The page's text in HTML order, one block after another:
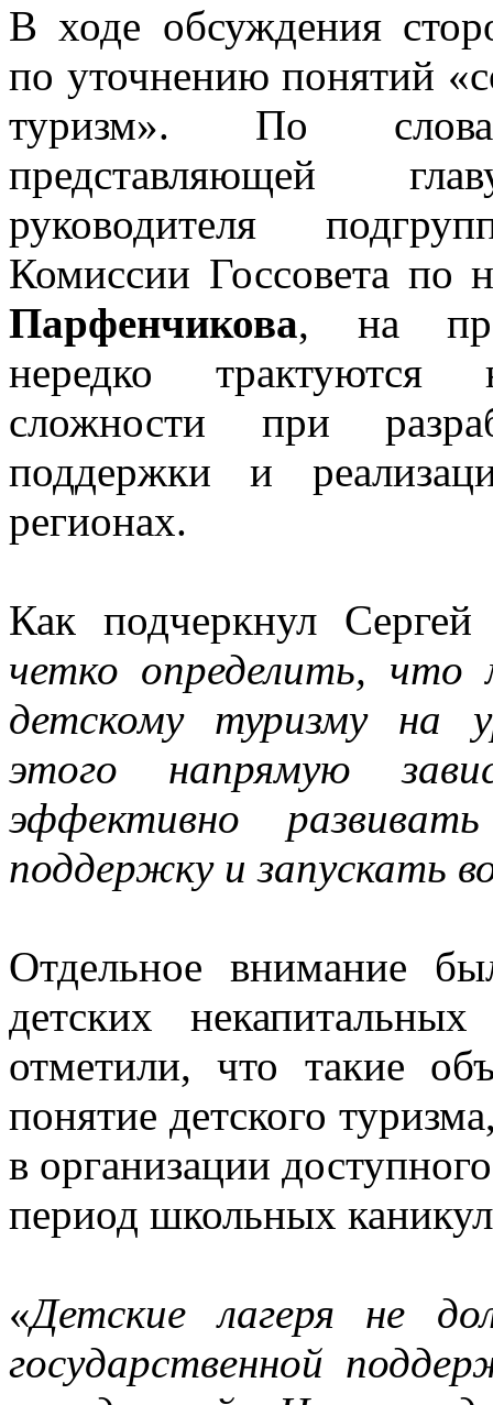
В ходе обсуждения
по уточнению понятий
туризм». По
представляющей
руководителя
Комиссии Госсовета по
Парфенчикова, на
нередко трактуются
сложности при
поддержки и
регионах.
Как подчеркнул
четко определить,
детскому туризму на
этого напрямую
эффективно
поддержку и запускать
Отдельное внимание
детских
отметили, что такие
понятие детского
в организации
период школьных
«Детские лагеря не
государственной